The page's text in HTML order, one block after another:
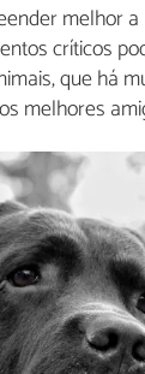
melhor
críticos
que há
melhores